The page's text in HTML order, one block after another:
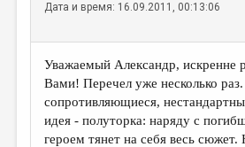
Дата и время: 16.09.2011, 00:13:06
Уважаемый Александр, искренне
Вами! Перечел уже несколько
сопротивляющиеся,
идея - полуторка: наряду с
героем тянет на себя весь сюжет.